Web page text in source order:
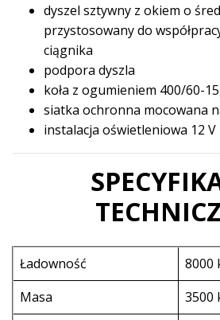
dyszel sztywny z okiem o
przystosowany do
ciągnika
podpora dyszla
koła z ogumieniem 400/60-
siatka ochronna mocowana
instalacja oświetleniowa 12 V
Ładowność
8000
Masa
3500